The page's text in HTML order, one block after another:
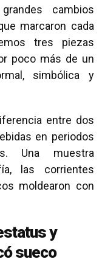
cambios
marcaron cada
tres piezas
poco más de un
simbólica y
entre dos
en periodos
Una muestra
las corrientes
moldearon con
y
sueco